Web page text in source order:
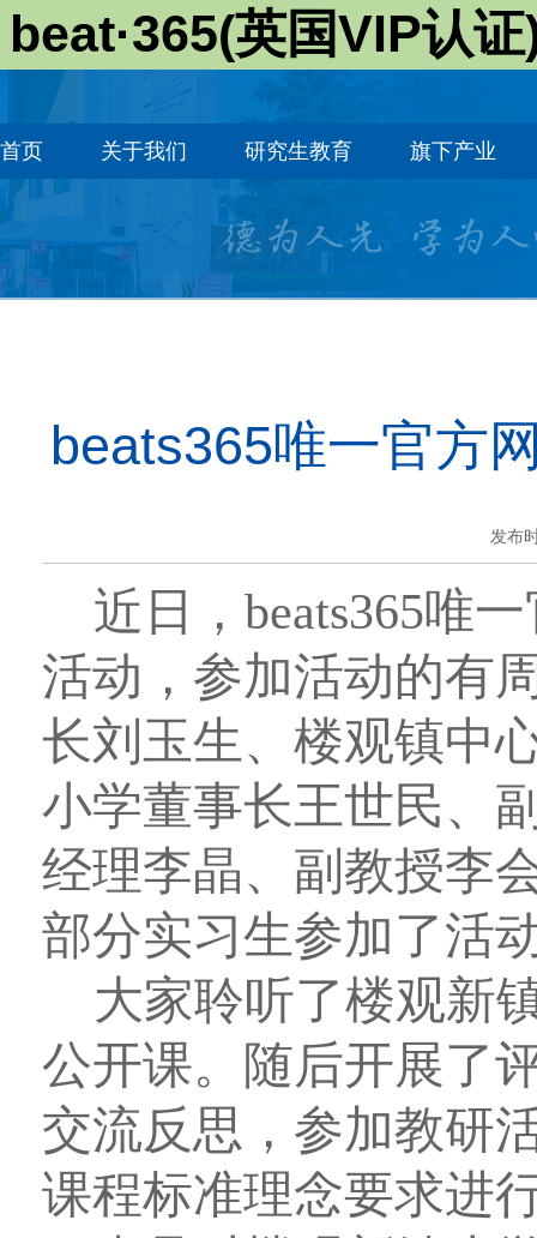
beat·365(英国VIP认
首页 关于我们 研究生教育 旗下产业
beats365唯一官方
发布
近日，beats365唯
活动，参加活动的有
长刘玉生、楼观镇中
小学董事长王世民、
经理李晶、副教授李
部分实习生参加了活
大家聆听了楼观新
公开课。随后开展了
交流反思，参加教研
课程标准理念要求进